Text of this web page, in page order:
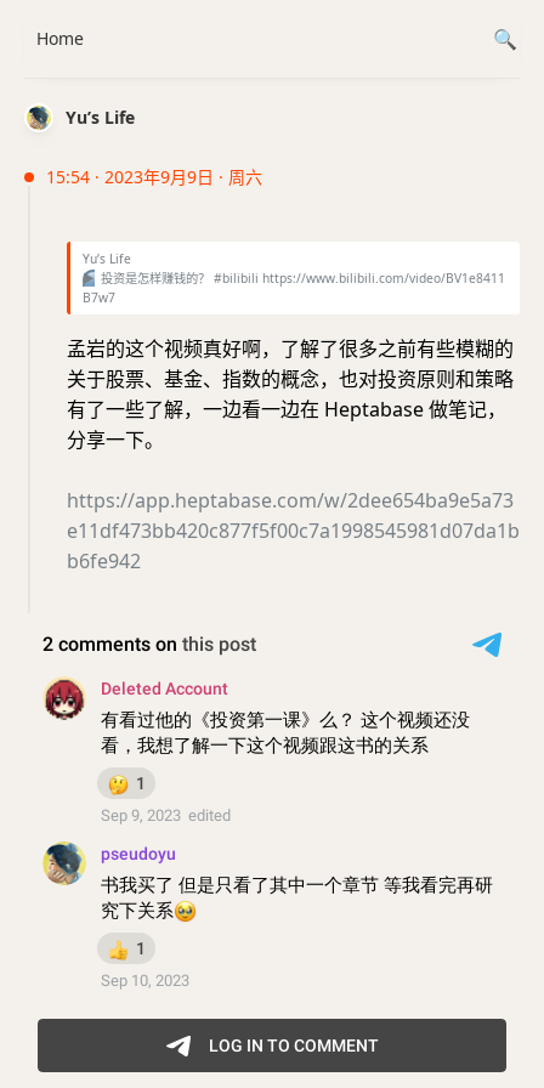
Yu’s Life
15:54 · 2023年9月9日 · 周六
Yu’s Life
▶️ 投资是怎样赚钱的？ #bilibili https://www.bilibili.com/video/BV1e8411
B7w7
孟岩的这个视频真好啊，了解了很多之前有些模糊的
关于股票、基金、指数的概念，也对投资原则和策略
有了一些了解，一边看一边在 Heptabase 做笔记，
分享一下。
https://app.heptabase.com/w/2dee654ba9e5a73
e11df473bb420c877f5f00c7a1998545981d07da1b
b6fe942
Home